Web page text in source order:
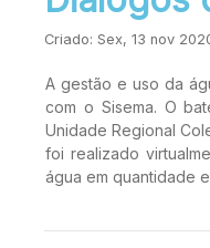
Criado: Sex, 13 nov
A gestão e uso da
com o Sisema. O
Unidade Regional
foi realizado
água em quantidade